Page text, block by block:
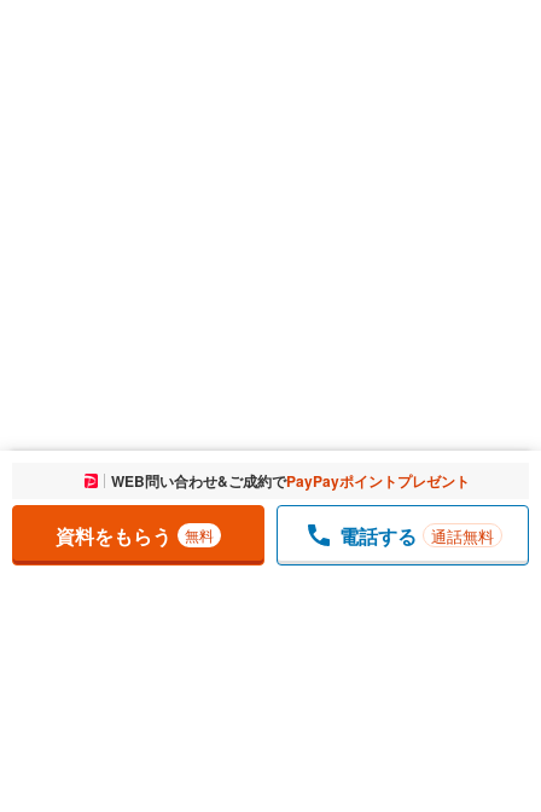
お気に入りに追加しました。 一覧を開く
WEB問い合わせ&ご成約でPayPayポイントプレゼント
資料をもらう 無料 電話する 通話無料